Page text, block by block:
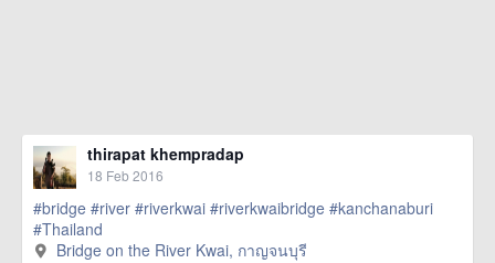
thirapat khempradap
18 Feb 2016
#bridge #river #riverkwai #riverkwaibridge #kanchanaburi
#Thailand
Bridge on the River Kwai, กาญจนบุรี